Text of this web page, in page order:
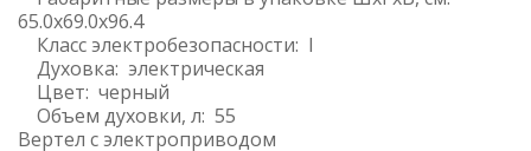
65.0x69.0x96.4
Класс электробезопасности: I
Духовка: электрическая
Цвет: черный
Объем духовки, л: 55
Вертел с электроприводом